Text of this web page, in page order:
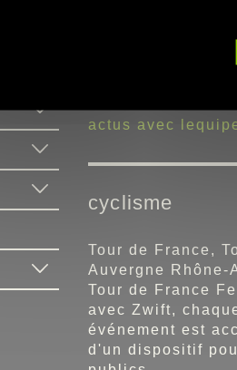
actus avec
cyclisme
Tour de France,
Auvergne Rhône-
Tour de France
avec Zwift,
événement est
d'un dispositif